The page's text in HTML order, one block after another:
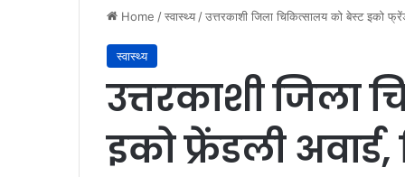
Home /स्वास्थ्य/उत्तरकाशी जिला चिकित्सालय को बेस्ट इको
स्वास्थ्य
उत्तरकाशी जिला
इको फ्रेंडली